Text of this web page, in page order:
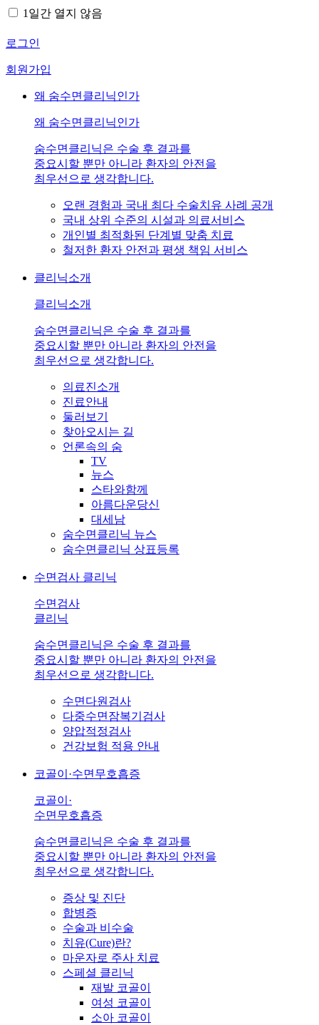
1일간 열지 않음
로그인
회원가입
왜 숨수면클리닉인가
왜 숨수면클리닉인가
숨수면클리닉은 수술 후 결과를
중요시할 뿐만 아니라 환자의 안전을
최우선으로 생각합니다.
오랜 경험과 국내 최다 수술치유 사례 공개
국내 상위 수준의 시설과 의료서비스
개인별 최적화된 단계별 맞춤 치료
철저한 환자 안전과 평생 책임 서비스
클리닉소개
클리닉소개
숨수면클리닉은 수술 후 결과를
중요시할 뿐만 아니라 환자의 안전을
최우선으로 생각합니다.
의료진소개
진료안내
둘러보기
찾아오시는 길
언론속의 숨
TV
뉴스
스타와함께
아름다운당신
대세남
숨수면클리닉 뉴스
숨수면클리닉 상표등록
수면검사 클리닉
수면검사
클리닉
숨수면클리닉은 수술 후 결과를
중요시할 뿐만 아니라 환자의 안전을
최우선으로 생각합니다.
수면다원검사
다중수면잠복기검사
양압적정검사
건강보험 적용 안내
코골이·수면무호흡증
코골이·
수면무호흡증
숨수면클리닉은 수술 후 결과를
중요시할 뿐만 아니라 환자의 안전을
최우선으로 생각합니다.
증상 및 진단
합병증
수술과 비수술
치유(Cure)란?
마운자로 주사 치료
스페셜 클리닉
재발 코골이
여성 코골이
소아 코골이